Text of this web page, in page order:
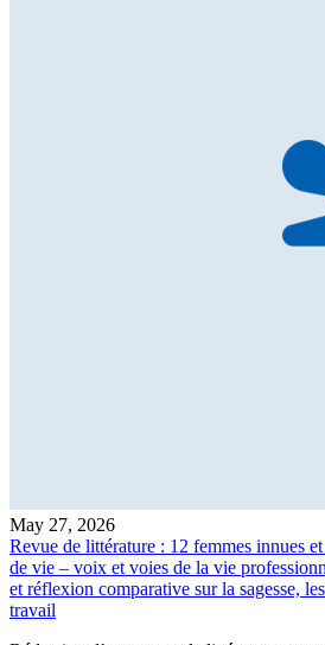
May 27, 2026
Revue de littérature : 12 femmes innues
de vie – voix et voies de la vie
et réflexion comparative sur la sagesse,
travail